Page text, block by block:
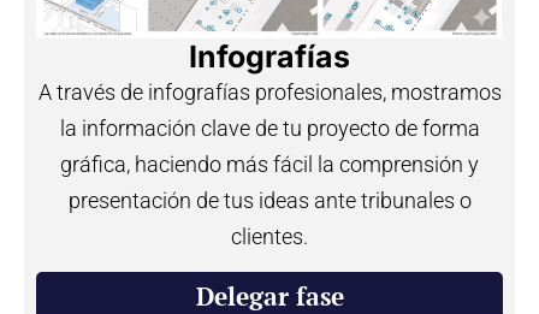
Infografías
A través de infografías profesionales, mostramos
la información clave de tu proyecto de forma
gráfica, haciendo más fácil la comprensión y
presentación de tus ideas ante tribunales o
clientes.
Delegar fase